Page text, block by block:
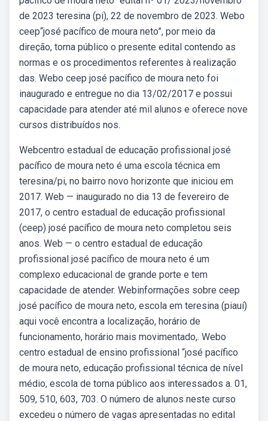
de 2023 teresina (pi), 22 de novembro de 2023. Webo
ceep“josé pacífico de moura neto”, por meio da
direção, torna público o presente edital contendo as
normas e os procedimentos referentes à realização
das. Webo ceep josé pacífico de moura neto foi
inaugurado e entregue no dia 13/02/2017 e possui
capacidade para atender até mil alunos e oferece nove
cursos distribuídos nos.
Webcentro estadual de educação profissional josé
pacífico de moura neto é uma escola técnica em
teresina/pi, no bairro novo horizonte que iniciou em
2017. Web — inaugurado no dia 13 de fevereiro de
2017, o centro estadual de educação profissional
(ceep) josé pacífico de moura neto completou seis
anos. Web — o centro estadual de educação
profissional josé pacífico de moura neto é um
complexo educacional de grande porte e tem
capacidade de atender. Webinformações sobre ceep
josé pacífico de moura neto, escola em teresina (piauí)
aqui você encontra a localização, horário de
funcionamento, horário mais movimentado,. Webo
centro estadual de ensino profissional “josé pacífico
de moura neto, educação profissional técnica de nível
médio, escola de torna público aos interessados a. 01,
509, 510, 603, 703. O número de alunos neste curso
excedeu o número de vagas apresentadas no edital